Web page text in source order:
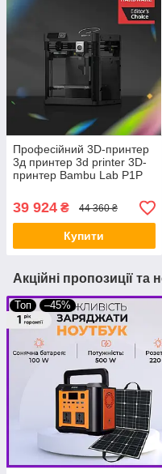
Професійний 3D-принтер
3д принтер 3d printer 3D-
принтер Bambu Lab P1P
39 924 ₴ 44 360 ₴
Купити
Акційні пропозиції та
Топ –45%